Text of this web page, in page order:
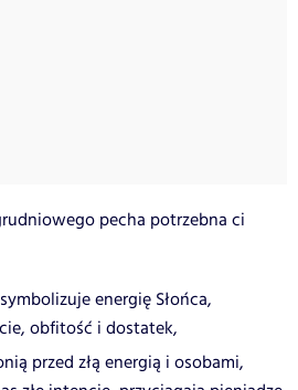
pecha potrzebna ci
energię Słońca,
obfitość i dostatek,
przed złą energią i osobami,